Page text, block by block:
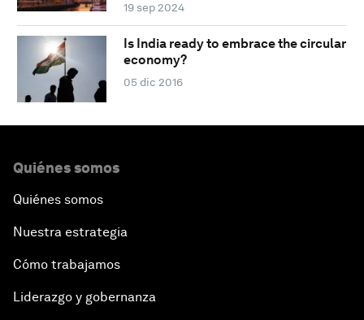
19 sep 2024
Is India ready to embrace the circular
economy?
05 dic 2016
Quiénes somos
Quiénes somos
Nuestra estrategia
Cómo trabajamos
Liderazgo y gobernanza